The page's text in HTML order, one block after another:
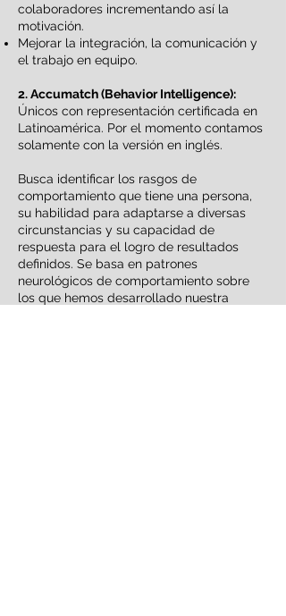
colaboradores incrementando así la
motivación.
Mejorar la integración, la comunicación y
el trabajo en equipo.
2. Accumatch (Behavior Intelligence):
Únicos con representación certificada en
Latinoamérica. Por el momento contamos
solamente con la versión en inglés.
Busca identificar los rasgos de
comportamiento que tiene una persona,
su habilidad para adaptarse a diversas
circunstancias y su capacidad de
respuesta para el logro de resultados
definidos. Se basa en patrones
neurológicos de comportamiento sobre
los que hemos desarrollado nuestra